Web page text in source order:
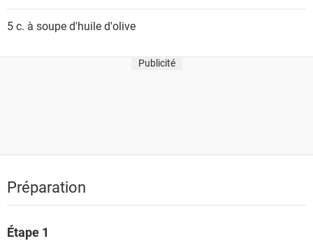
5 c. à souped'huile d'olive
Publicité
Préparation
Étape 1